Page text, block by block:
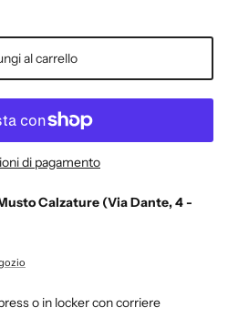
al carrello
di pagamento
Calzature (Via Dante, 4 -
o in locker con corriere